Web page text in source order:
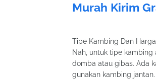
Murah Kirim
Tipe Kambing Dan
Nah, untuk tipe
domba atau gibas. Ada
gunakan kambing